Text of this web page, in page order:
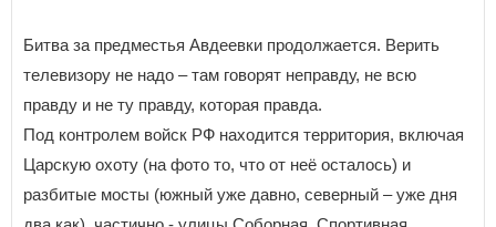
Битва за предместья Авдеевки продолжается. Верить
телевизору не надо – там говорят неправду, не всю
правду и не ту правду, которая правда.
Под контролем войск РФ находится территория, включая
Царскую охоту (на фото то, что от неё осталось) и
разбитые мосты (южный уже давно, северный – уже дня